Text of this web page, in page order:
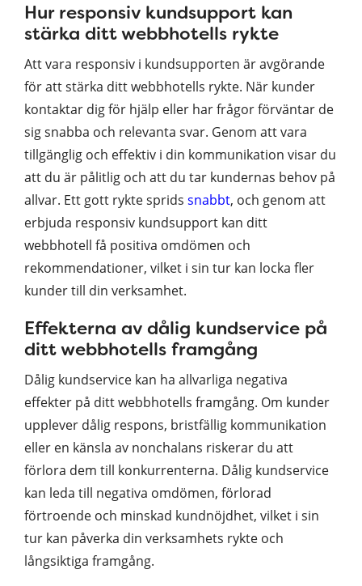
Hur responsiv kundsupport kan
stärka ditt webbhotells rykte
Att vara responsiv i kundsupporten är avgörande
för att stärka ditt webbhotells rykte. När kunder
kontaktar dig för hjälp eller har frågor förväntar de
sig snabba och relevanta svar. Genom att vara
tillgänglig och effektiv i din kommunikation visar du
att du är pålitlig och att du tar kundernas behov på
allvar. Ett gott rykte sprids snabbt, och genom att
erbjuda responsiv kundsupport kan ditt
webbhotell få positiva omdömen och
rekommendationer, vilket i sin tur kan locka fler
kunder till din verksamhet.
Effekterna av dålig kundservice på
ditt webbhotells framgång
Dålig kundservice kan ha allvarliga negativa
effekter på ditt webbhotells framgång. Om kunder
upplever dålig respons, bristfällig kommunikation
eller en känsla av nonchalans riskerar du att
förlora dem till konkurrenterna. Dålig kundservice
kan leda till negativa omdömen, förlorad
förtroende och minskad kundnöjdhet, vilket i sin
tur kan påverka din verksamhets rykte och
långsiktiga framgång.